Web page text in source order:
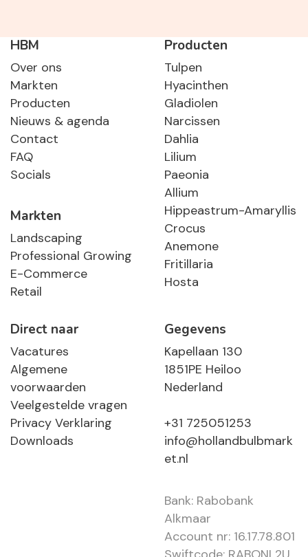
HBM
Over ons
Markten
Producten
Nieuws & agenda
Contact
FAQ
Socials
Markten
Landscaping
Professional Growing
E-Commerce
Retail
Producten
Tulpen
Hyacinthen
Gladiolen
Narcissen
Dahlia
Lilium
Paeonia
Allium
Hippeastrum-Amaryllis
Crocus
Anemone
Fritillaria
Hosta
Direct naar
Vacatures
Algemene
voorwaarden
Veelgestelde vragen
Privacy Verklaring
Downloads
Gegevens
Kapellaan 130
1851PE Heiloo
Nederland
+31 725051253
info@hollandbulbmark
et.nl
Bank: Rabobank
Alkmaar
Account nr: 16.17.78.801